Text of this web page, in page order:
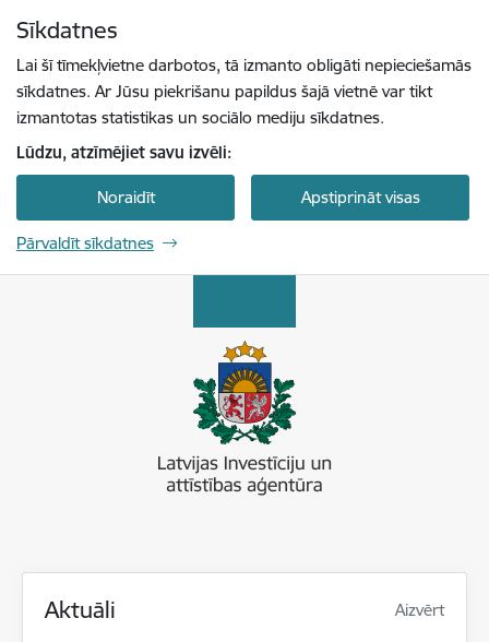
Sīkdatnes
Lai šī tīmekļvietne darbotos, tā izmanto obligāti nepieciešamās
sīkdatnes. Ar Jūsu piekrišanu papildus šajā vietnē var tikt
izmantotas statistikas un sociālo mediju sīkdatnes.
Lūdzu, atzīmējiet savu izvēli:
Noraidīt Apstiprināt visas
Pārvaldīt sīkdatnes
Aktuāli Aizvērt